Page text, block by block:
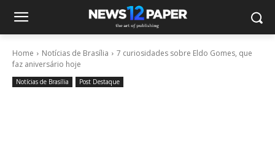
Home Notícias de Brasília
7 curiosidades sobre Eldo Gomes, que
faz aniversário hoje
Notícias de Brasília Post Destaque